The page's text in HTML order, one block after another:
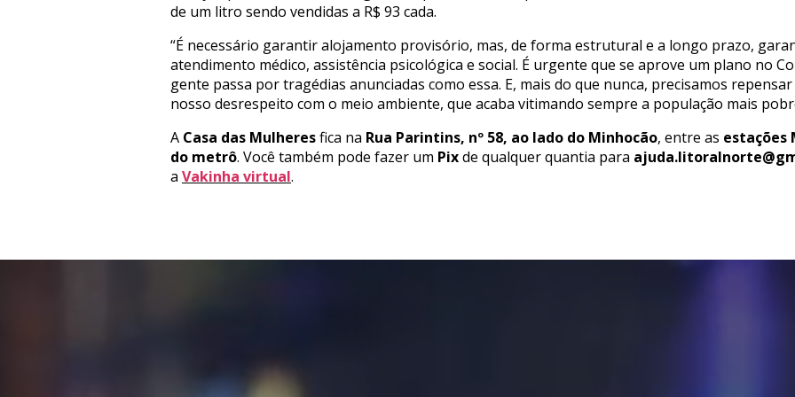
de um litro sendo vendidas a R$ 93 cada.
“É necessário garantir alojamento provisório, mas, de forma estrutural e a longo prazo,
atendimento médico, assistência psicológica e social. É urgente que se aprove um plano no
gente passa por tragédias anunciadas como essa. E, mais do que nunca, precisamos
nosso desrespeito com o meio ambiente, que acaba vitimando sempre a população mais
A Casa das Mulheresfica na Rua Parintins, nº 58, ao lado do Minhocão, entre as estações
do metrô. Você também pode fazer um Pixde qualquer quantia para
a Vakinha virtual.